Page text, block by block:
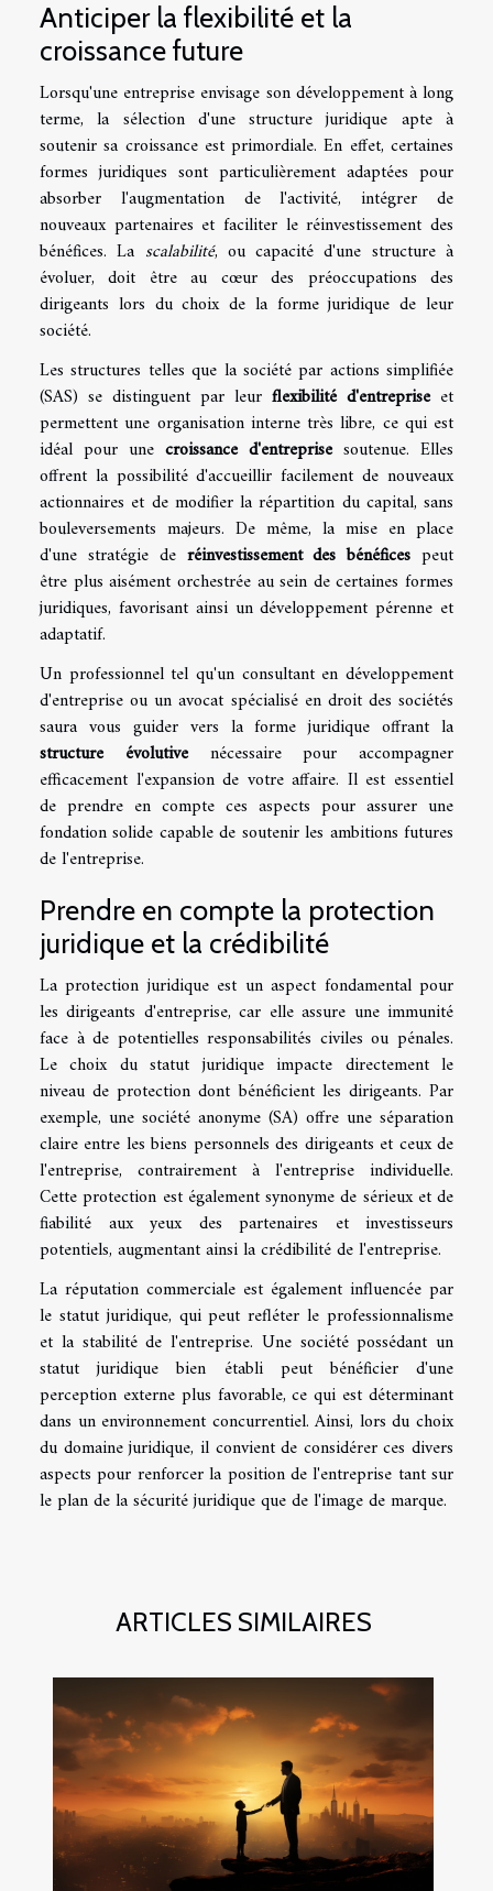
Anticiper la flexibilité et la
croissance future
Lorsqu'une entreprise envisage son développement à long
terme, la sélection d'une structure juridique apte à
soutenir sa croissance est primordiale. En effet, certaines
formes juridiques sont particulièrement adaptées pour
absorber l'augmentation de l'activité, intégrer de
nouveaux partenaires et faciliter le réinvestissement des
bénéfices. La scalabilité, ou capacité d'une structure à
évoluer, doit être au cœur des préoccupations des
dirigeants lors du choix de la forme juridique de leur
société.
Les structures telles que la société par actions simplifiée
(SAS) se distinguent par leur flexibilité d'entrepriseet
permettent une organisation interne très libre, ce qui est
idéal pour une croissance d'entreprisesoutenue. Elles
offrent la possibilité d'accueillir facilement de nouveaux
actionnaires et de modifier la répartition du capital, sans
bouleversements majeurs. De même, la mise en place
d'une stratégie de réinvestissement des bénéfices peut
être plus aisément orchestrée au sein de certaines formes
juridiques, favorisant ainsi un développement pérenne et
adaptatif.
Un professionnel tel qu'un consultant en développement
d'entreprise ou un avocat spécialisé en droit des sociétés
saura vous guider vers la forme juridique offrant la
structure évolutivenécessaire pour accompagner
efficacement l'expansion de votre affaire. Il est essentiel
de prendre en compte ces aspects pour assurer une
fondation solide capable de soutenir les ambitions futures
de l'entreprise.
Prendre en compte la protection
juridique et la crédibilité
La protection juridique est un aspect fondamental pour
les dirigeants d'entreprise, car elle assure une immunité
face à de potentielles responsabilités civiles ou pénales.
Le choix du statut juridique impacte directement le
niveau de protection dont bénéficient les dirigeants. Par
exemple, une société anonyme (SA) offre une séparation
claire entre les biens personnels des dirigeants et ceux de
l'entreprise, contrairement à l'entreprise individuelle.
Cette protection est également synonyme de sérieux et de
fiabilité aux yeux des partenaires et investisseurs
potentiels, augmentant ainsi la crédibilité de l'entreprise.
La réputation commerciale est également influencée par
le statut juridique, qui peut refléter le professionnalisme
et la stabilité de l'entreprise. Une société possédant un
statut juridique bien établi peut bénéficier d'une
perception externe plus favorable, ce qui est déterminant
dans un environnement concurrentiel. Ainsi, lors du choix
du domaine juridique, il convient de considérer ces divers
aspects pour renforcer la position de l'entreprise tant sur
le plan de la sécurité juridique que de l'image de marque.
ARTICLES SIMILAIRES